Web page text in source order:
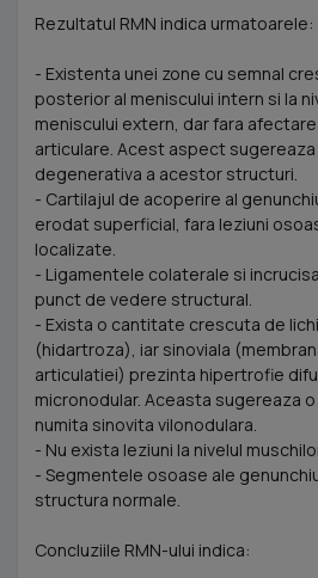
Rezultatul RMN indica urmatoarele:
- Existenta unei zone cu semnal
posterior al meniscului intern si la
meniscului extern, dar fara
articulare. Acest aspect
degenerativa a acestor structuri.
- Cartilajul de acoperire al
erodat superficial, fara leziuni
localizate.
- Ligamentele colaterale si
punct de vedere structural.
- Exista o cantitate crescuta de
(hidartroza), iar sinoviala
articulatiei) prezinta hipertrofie
micronodular. Aceasta sugereaza
numita sinovita vilonodulara.
- Nu exista leziuni la nivelul
- Segmentele osoase ale
structura normale.
Concluziile RMN-ului indica: